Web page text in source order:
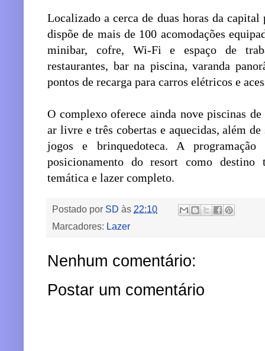
Localizado a cerca de duas horas da
dispõe de mais de 100 acomodações
minibar, cofre, Wi-Fi e espaço de
restaurantes, bar na piscina, varanda
pontos de recarga para carros elétricos e
O complexo oferece ainda nove piscinas
ar livre e três cobertas e aquecidas, além de
jogos e brinquedoteca. A
posicionamento do resort como destino
temática e lazer completo.
Postado por SD às 22:10
Marcadores: Lazer
Nenhum comentário:
Postar um comentário